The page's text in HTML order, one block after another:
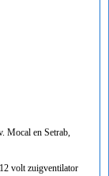
Mocal en Setrab,
volt zuigventilator